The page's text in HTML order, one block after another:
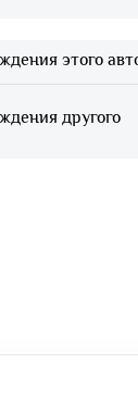
этого
другого